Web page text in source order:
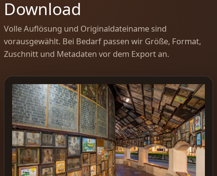
Download
Volle Auflösung und Originaldateiname sind
vorausgewählt. Bei Bedarf passen wir Größe, Format,
Zuschnitt und Metadaten vor dem Export an.